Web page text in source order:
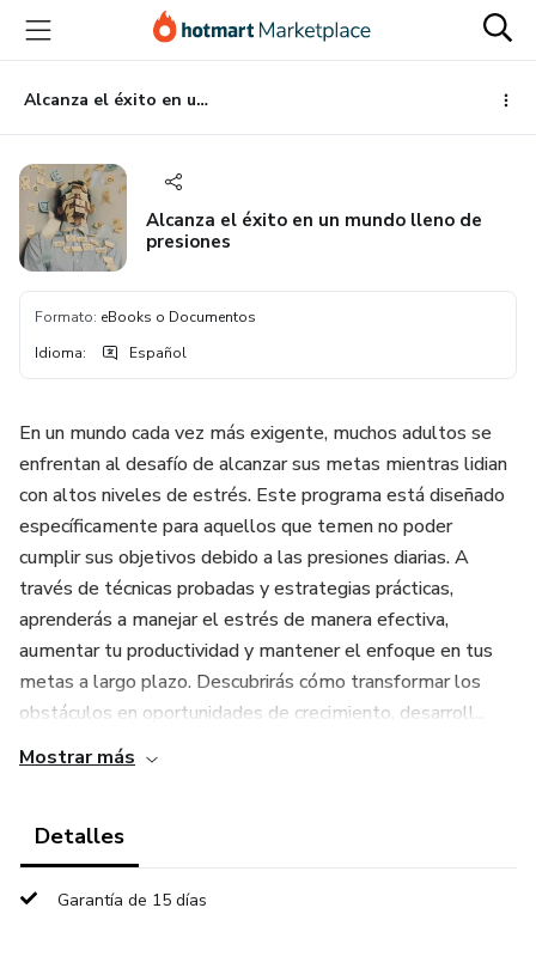
principal
página
de
página
Alcanza el éxito en un mundo lleno de presiones
Alcanza el éxito en un mundo lleno de
presiones
Formato: eBooks o Documentos
Idioma: Español
En un mundo cada vez más exigente, muchos adultos se
enfrentan al desafío de alcanzar sus metas mientras lidian
con altos niveles de estrés. Este programa está diseñado
específicamente para aquellos que temen no poder
cumplir sus objetivos debido a las presiones diarias. A
través de técnicas probadas y estrategias prácticas,
aprenderás a manejar el estrés de manera efectiva,
aumentar tu productividad y mantener el enfoque en tus
metas a largo plazo. Descubrirás cómo transformar los
obstáculos en oportunidades de crecimiento, desarroll...
Mostrar más
Detalles
Garantía de 15 días